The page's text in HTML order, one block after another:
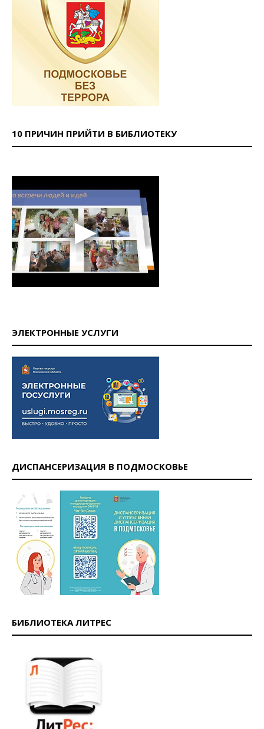
10 ПРИЧИН ПРИЙТИ В БИБЛИОТЕКУ
ЭЛЕКТРОННЫЕ УСЛУГИ
ДИСПАНСЕРИЗАЦИЯ В ПОДМОСКОВЬЕ
БИБЛИОТЕКА ЛИТРЕС